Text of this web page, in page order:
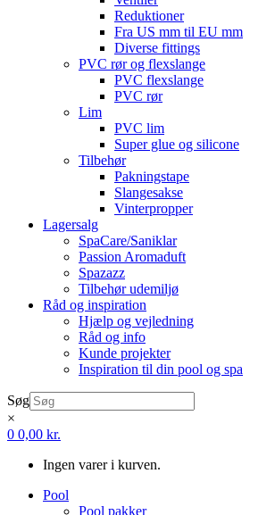
Reduktioner
Fra US mm til EU mm
Diverse fittings
PVC rør og flexslange
PVC flexslange
PVC rør
Lim
PVC lim
Super glue og silicone
Tilbehør
Pakningstape
Slangesakse
Vinterpropper
Lagersalg
SpaCare/Saniklar
Passion Aromaduft
Spazazz
Tilbehør udemiljø
Råd og inspiration
Hjælp og vejledning
Råd og info
Kunde projekter
Inspiration til din pool og spa
Søg
×
0 0,00 kr.
Ingen varer i kurven.
Pool
Pool pakker